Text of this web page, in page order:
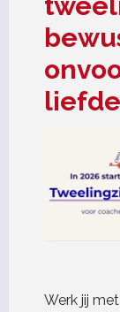
liefde
Werk jij